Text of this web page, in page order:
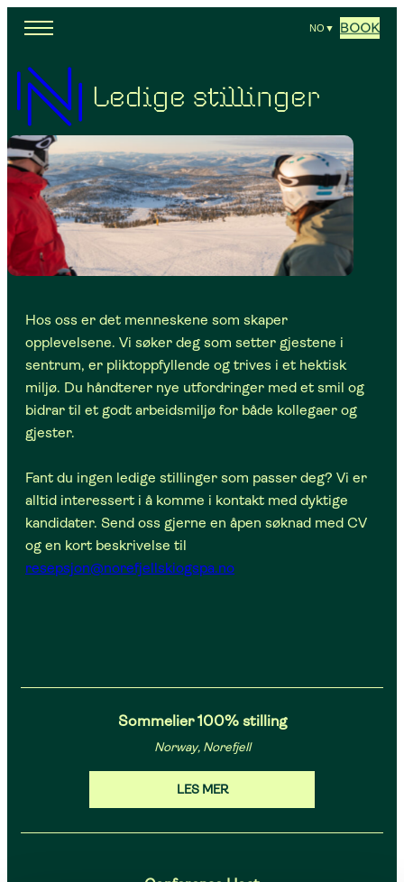
NO ▼ BOOK
Ledige stillinger
Hos oss er det menneskene som skaper
opplevelsene. Vi søker deg som setter gjestene i
sentrum, er pliktoppfyllende og trives i et hektisk
miljø. Du håndterer nye utfordringer med et smil og
bidrar til et godt arbeidsmiljø for både kollegaer og
gjester.
Fant du ingen ledige stillinger som passer deg? Vi er
alltid interessert i å komme i kontakt med dyktige
kandidater. Send oss gjerne en åpen søknad med CV
og en kort beskrivelse til
resepsjon@norefjellskiogspa.no